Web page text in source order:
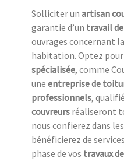
Solliciter un artisan
garantie d’un travail
ouvrages concernant la
habitation. Optez pour
spécialisée, comme
une entreprise de
professionnels,
couvreurs réaliseront
nous confierez dans les
bénéficierez de services
phase de vos travaux